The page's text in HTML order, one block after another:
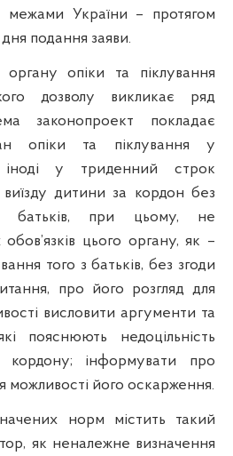
межами України – протягом
подання заяви.
органу опіки та піклування
дозволу викликає ряд
законопроект покладає
опіки та піклування у
у триденний строк
виїзду дитини за кордон без
батьків, при цьому, не
цього органу, як –
того з батьків, без згоди
про його розгляд для
висловити аргументи та
пояснюють недоцільність
інформувати про
можливості його оскарження.
норм містить такий
як неналежне визначення